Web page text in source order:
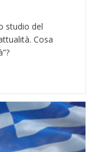
studio del
Cosa